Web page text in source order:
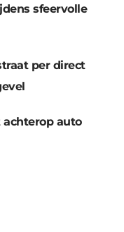
sfeervolle
per direct
auto